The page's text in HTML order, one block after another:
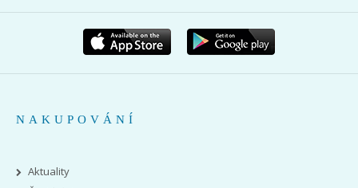
NAKUPOVÁNÍ
Aktuality